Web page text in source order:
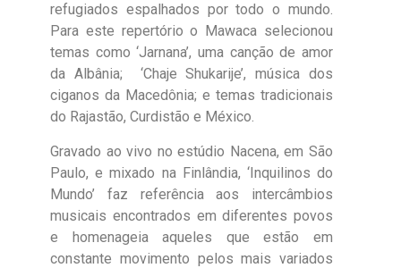
refugiados espalhados por todo o mundo.
Para este repertório o Mawaca selecionou
temas como ‘Jarnana’, uma canção de amor
da Albânia; ‘Chaje Shukarije’, música dos
ciganos da Macedônia; e temas tradicionais
do Rajastão, Curdistão e México.
Gravado ao vivo no estúdio Nacena, em São
Paulo, e mixado na Finlândia, ‘Inquilinos do
Mundo’ faz referência aos intercâmbios
musicais encontrados em diferentes povos
e homenageia aqueles que estão em
constante movimento pelos mais variados